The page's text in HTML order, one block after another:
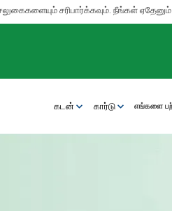
சரிபார்க்கவும். நீங்கள் ஏதேனும்
கடன் கார்டு எங்களை